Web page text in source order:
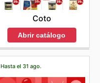
Coto
Abrir catálogo
Hasta el 31 ago.